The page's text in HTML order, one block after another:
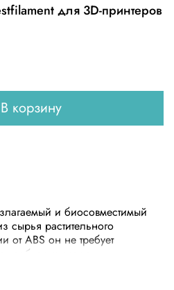
для 3D-принтеров
В корзину
и биосовместимый
сырья растительного
от ABS он не требует
необходимости в